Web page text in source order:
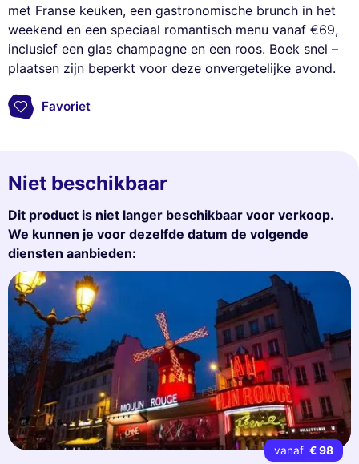
met Franse keuken, een gastronomische brunch in het
weekend en een speciaal romantisch menu vanaf €69,
inclusief een glas champagne en een roos. Boek snel –
plaatsen zijn beperkt voor deze onvergetelijke avond.
Favoriet
Niet beschikbaar
Dit product is niet langer beschikbaar voor verkoop.
We kunnen je voor dezelfde datum de volgende
diensten aanbieden:
vanaf € 98